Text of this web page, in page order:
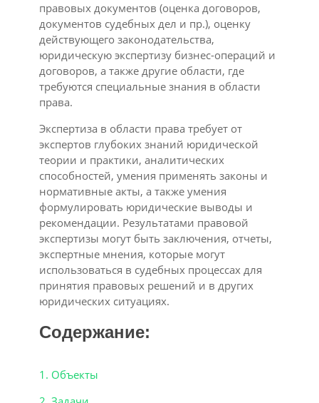
правовых документов (оценка договоров,
документов судебных дел и пр.), оценку
действующего законодательства,
юридическую экспертизу бизнес-операций и
договоров, а также другие области, где
требуются специальные знания в области
права.
Экспертиза в области права требует от
экспертов глубоких знаний юридической
теории и практики, аналитических
способностей, умения применять законы и
нормативные акты, а также умения
формулировать юридические выводы и
рекомендации. Результатами правовой
экспертизы могут быть заключения, отчеты,
экспертные мнения, которые могут
использоваться в судебных процессах для
принятия правовых решений и в других
юридических ситуациях.
Содержание:
1. Объекты